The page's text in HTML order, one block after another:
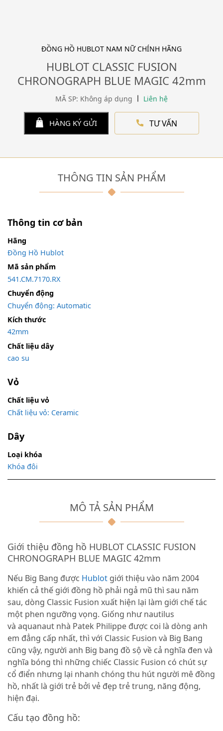
ĐỒNG HỒ HUBLOT NAM NỮ CHÍNH HÃNG
HUBLOT CLASSIC FUSION
CHRONOGRAPH BLUE MAGIC 42mm
MÃ SP: Không áp dụng Liên hệ
HÀNG KÝ GỬI TƯ VẤN
MÔ TẢ SẢN PHẨM
Giới thiệu đồng hồ HUBLOT CLASSIC FUSION
CHRONOGRAPH BLUE MAGIC 42mm
Nếu Big Bang được Hublot giới thiệu vào năm 2004
khiến cả thế giới đồng hồ phải ngả mũ thì sau năm
sau, dòng Classic Fusion xuất hiện lại làm giới chế tác
một phen ngưỡng vọng. Giống như nautilus
và aquanaut nhà Patek Philippe được coi là dòng anh
em đẳng cấp nhất, thì với Classic Fusion và Big Bang
cũng vậy, người anh Big bang đồ sộ về cả nghĩa đen và
nghĩa bóng thì những chiếc Classic Fusion có chút sự
cổ điển nhưng lại nhanh chóng thu hút người mê đồng
hồ, nhất là giới trẻ bởi vẻ đẹp trẻ trung, năng động,
hiện đại.
Cấu tạo đồng hồ:
THÔNG TIN SẢN PHẨM
Thông tin cơ bản
Hãng
Đồng Hồ Hublot
Mã sản phẩm
541.CM.7170.RX
Chuyển động
Chuyển động: Automatic
Kích thước
42mm
Chất liệu dây
cao su
Vỏ
Chất liệu vỏ
Chất liệu vỏ: Ceramic
Dây
Loại khóa
Khóa đôi